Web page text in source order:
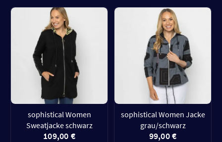
sophistical Women
Sweatjacke schwarz
109,00 €
sophistical Women Jacke
grau/schwarz
99,00 €